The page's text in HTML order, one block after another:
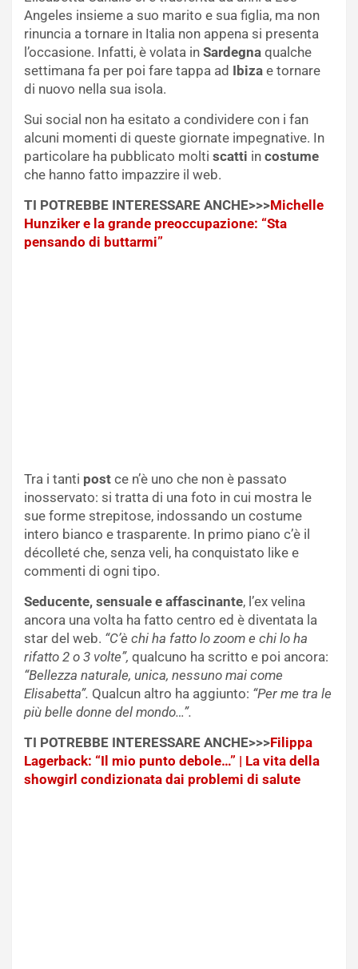
Angeles insieme a suo marito e sua figlia, ma non
rinuncia a tornare in Italia non appena si presenta
l’occasione. Infatti, è volata in Sardegna qualche
settimana fa per poi fare tappa ad Ibiza e tornare
di nuovo nella sua isola.
Sui social non ha esitato a condividere con i fan
alcuni momenti di queste giornate impegnative. In
particolare ha pubblicato molti scatti in costume
che hanno fatto impazzire il web.
TI POTREBBE INTERESSARE ANCHE>>>Michelle
Hunziker e la grande preoccupazione: “Sta
pensando di buttarmi”
Tra i tanti post ce n’è uno che non è passato
inosservato: si tratta di una foto in cui mostra le
sue forme strepitose, indossando un costume
intero bianco e trasparente. In primo piano c’è il
décolleté che, senza veli, ha conquistato like e
commenti di ogni tipo.
Seducente, sensuale e affascinante, l’ex velina
ancora una volta ha fatto centro ed è diventata la
star del web. “C’è chi ha fatto lo zoom e chi lo ha
rifatto 2 o 3 volte”, qualcuno ha scritto e poi ancora:
“Bellezza naturale, unica, nessuno mai come
Elisabetta”. Qualcun altro ha aggiunto: “Per me tra le
più belle donne del mondo…”.
TI POTREBBE INTERESSARE ANCHE>>>Filippa
Lagerback: “Il mio punto debole…” | La vita della
showgirl condizionata dai problemi di salute